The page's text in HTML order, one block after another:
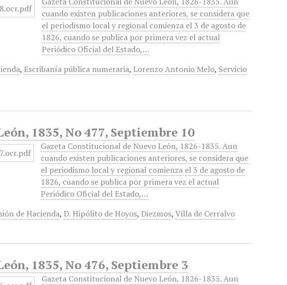
cuando existen publicaciones anteriores, se considera que
el periodismo local y regional comienza el 3 de agosto de
1826, cuando se publica por primera vez el actual
Periódico Oficial del Estado,…
, Escribanía pública numeraria, Lorenzo Antonio Melo, Servicio
1835, No 477, Septiembre 10
Gazeta Constitucional de Nuevo León, 1826-1835. Aun
cuando existen publicaciones anteriores, se considera que
el periodismo local y regional comienza el 3 de agosto de
1826, cuando se publica por primera vez el actual
Periódico Oficial del Estado,…
de Hacienda, D. Hipólito de Hoyos, Diezmos,Villa de Cerralvo
1835, No 476, Septiembre 3
Gazeta Constitucional de Nuevo León, 1826-1835. Aun